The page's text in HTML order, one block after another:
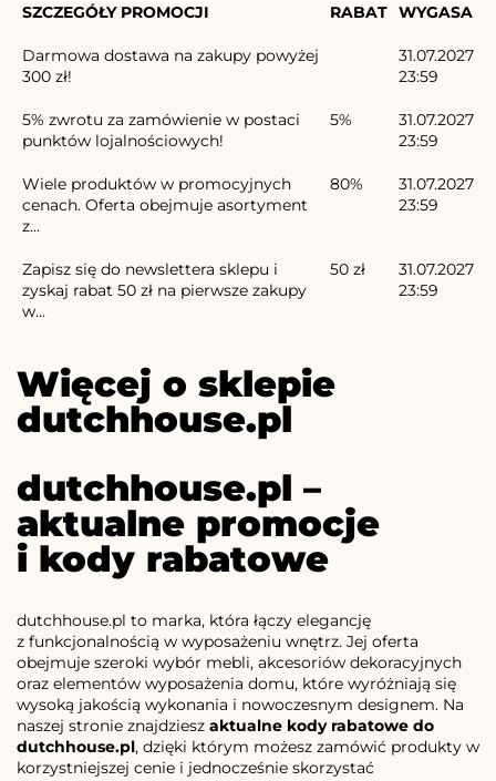
SZCZEGÓŁY PROMOCJI RABAT WYGASA
Darmowa dostawa na zakupy powyżej
300 zł!
31.07.2027
23:59
5% zwrotu za zamówienie w postaci
punktów lojalnościowych!
5%
31.07.2027
23:59
Wiele produktów w promocyjnych
cenach. Oferta obejmuje asortyment
z...
80%
31.07.2027
23:59
Zapisz się do newslettera sklepu i
zyskaj rabat 50 zł na pierwsze zakupy
w...
50 zł
31.07.2027
23:59
Więcej o sklepie
dutchhouse.pl
dutchhouse.pl –
aktualne promocje
i kody rabatowe
dutchhouse.pl to marka, która łączy elegancję
z funkcjonalnością w wyposażeniu wnętrz. Jej oferta
obejmuje szeroki wybór mebli, akcesoriów dekoracyjnych
oraz elementów wyposażenia domu, które wyróżniają się
wysoką jakością wykonania i nowoczesnym designem. Na
naszej stronie znajdziesz aktualne kody rabatowe do
dutchhouse.pl, dzięki którym możesz zamówić produkty w
korzystniejszej cenie i jednocześnie skorzystać